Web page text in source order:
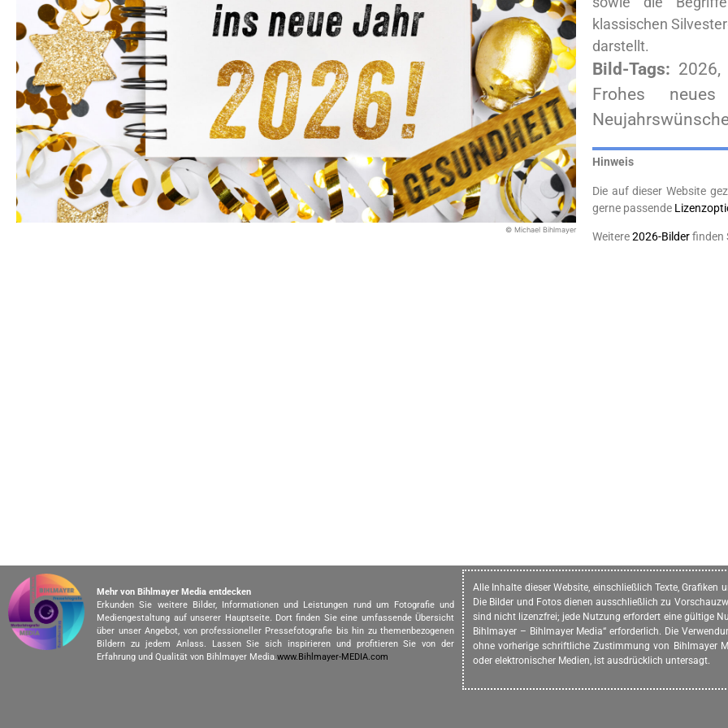
© Michael Bihlmayer
klassischen
darstellt.
Bild-Tags: 2026,
Frohes
Hinweis
Die auf dieser Website
gerne passende
Weitere2026-Bilderfinden
Mehr von Bihlmayer Media entdecken
Erkunden Sie weitere Bilder, Informationen und Leistungen rund um Fotografie und
Mediengestaltung auf unserer Hauptseite. Dort finden Sie eine umfassende Übersicht
über unser Angebot, von professioneller Pressefotografie bis hin zu themenbezogenen
Bildern zu jedem Anlass. Lassen Sie sich inspirieren und profitieren Sie von der
Erfahrung und Qualität von Bihlmayer Media.www.Bihlmayer-MEDIA.com
Alle Inhalte dieser Website, einschließlich Texte,
Die Bilder und Fotos dienen ausschließlich zu
sind nicht lizenzfrei; jede Nutzung erfordert eine gültige
Bihlmayer – Bihlmayer Media“ erforderlich. Die
ohne vorherige schriftliche Zustimmung von Bihlmayer
oder elektronischer Medien, ist ausdrücklich untersagt.